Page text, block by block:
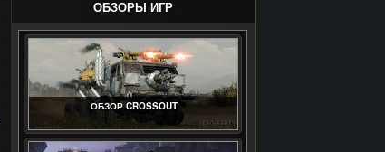
ОБЗОРЫ ИГР
ОБЗОР CROSSOUT